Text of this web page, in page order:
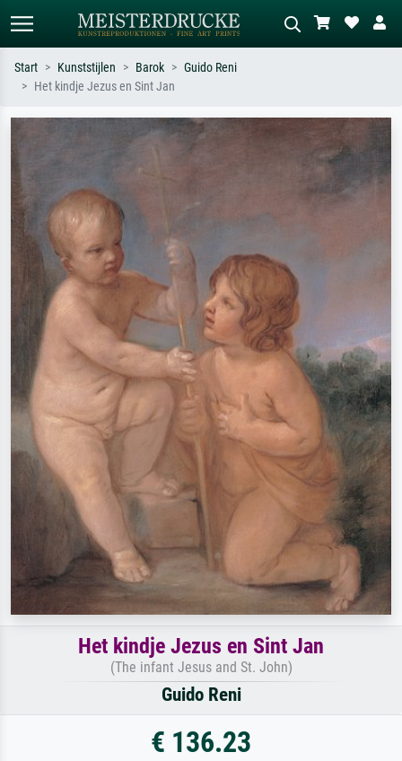
Zoek op kunstenaar, titel of stijl – bijv.
Hokusai-golf, naakt.
Beschrijf de scène – bijv. groene
weide, abstract met veel rood, donker
olieverfschilderij, staand naakt naast
Start Kunststijlen Barok
Guido Reni
Het kindje Jezus en Sint Jan
Het kindje Jezus en Sint Jan
(The infant Jesus and St. John)
Guido Reni
€ 136.23